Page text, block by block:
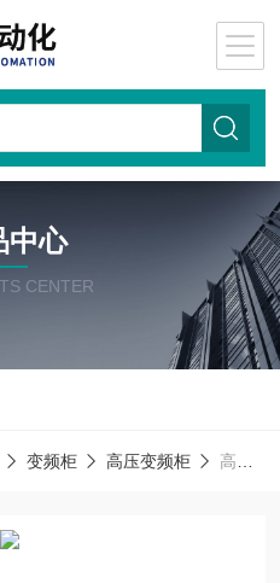
中心
CENTER
变频柜 高压变频柜 高压变频柜HIVERT-TVF06/243